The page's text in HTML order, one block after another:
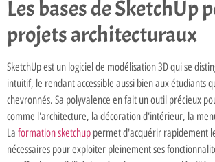
Les bases de SketchUp
projets architecturaux
SketchUp est un logiciel de modélisation 3D qui se
intuitif, le rendant accessible aussi bien aux étudiants
chevronnés. Sa polyvalence en fait un outil précieux
comme l'architecture, la décoration d'intérieur, la
La formation sketchup permet d'acquérir rapidement
nécessaires pour exploiter pleinement ses